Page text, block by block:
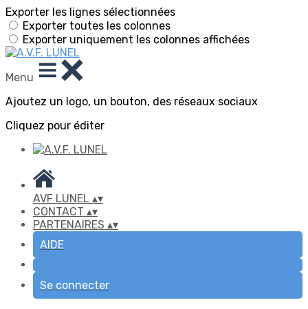
Exporter les lignes sélectionnées
Exporter toutes les colonnes
Exporter uniquement les colonnes affichées
Menu
Ajoutez un logo, un bouton, des réseaux sociaux
Cliquez pour éditer
AVF LUNEL ▴▾
CONTACT ▴▾
PARTENAIRES ▴▾
AIDE
Se connecter